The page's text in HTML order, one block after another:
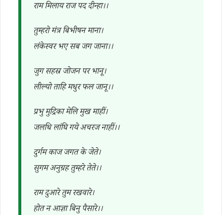
राम मिलाय राज पद दीन्हा।।
तुम्हरो मंत्र बिभीषन माना।
लंकेस्वर भए सब जग जाना।।
जुग सहस्र जोजन पर भानू।
लील्यो ताहि मधुर फल जानू।।
प्रभु मुद्रिका मेलि मुख माहीं।
जलधि लांघि गये अचरज नाहीं।।
दुर्गम काज जगत के जेते।
सुगम अनुग्रह तुम्हरे तेते।।
राम दुआरे तुम रखवारे।
होत न आज्ञा बिनु पैसारे।।